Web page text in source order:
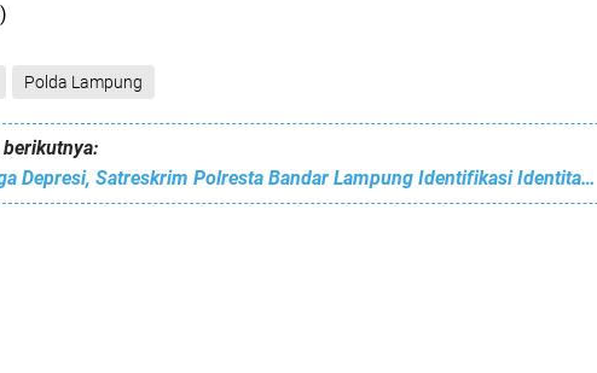
Polda Lampung
berikutnya:
Diduga Depresi, Satreskrim Polresta Bandar Lampung Identifikasi Identitas Korban Nekat Tabrakan Diri ke Kereta Api